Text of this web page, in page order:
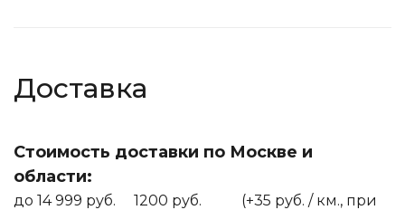
Доставка
Стоимость доставки по Москве и
области:
до 14 999 руб. 1200 руб. (+35 руб. / км., при